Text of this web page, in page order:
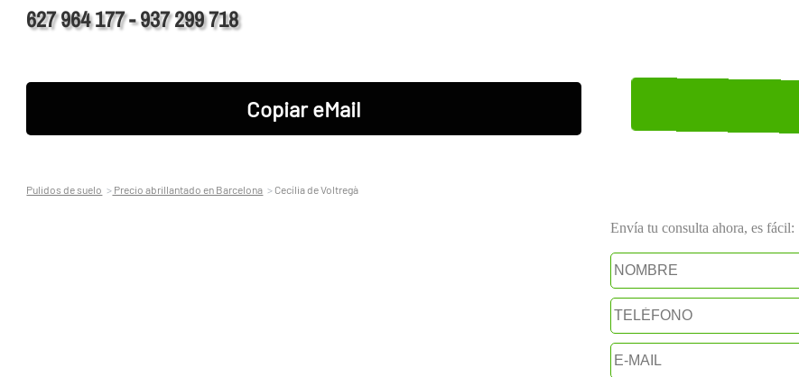
627 964 177 - 937 299 718
Copiar eMail
Pulidos de suelo Precio abrillantado en Barcelona Cecília de Voltregà
Envía tu consulta ahora, es fácil: